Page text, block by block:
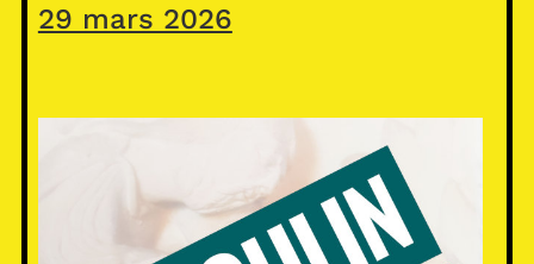
29 mars 2026